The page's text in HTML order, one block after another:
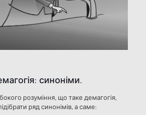
синоніми.
розуміння, що таке демагогія,
ряд синонімів, а саме: